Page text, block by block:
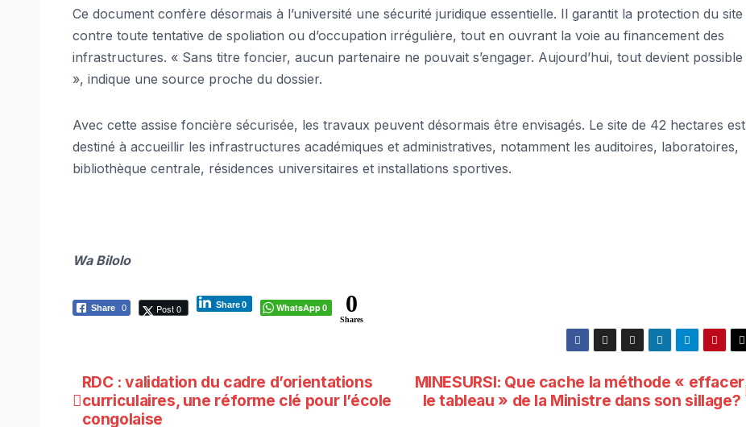
Ce document confère désormais à l’université une sécurité juridique essentielle. Il garantit la protection du site
contre toute tentative de spoliation ou d’occupation irrégulière, tout en ouvrant la voie au financement des
infrastructures. « Sans titre foncier, aucun partenaire ne pouvait s’engager. Aujourd’hui, tout devient possible
», indique une source proche du dossier.
Avec cette assise foncière sécurisée, les travaux peuvent désormais être envisagés. Le site de 42 hectares est
destiné à accueillir les infrastructures académiques et administratives, notamment les auditoires, laboratoires,
bibliothèque centrale, résidences universitaires et installations sportives.
Wa Bilolo
Share 0 Post 0 Share0 WhatsApp0 0
Shares
Navigation
MINESURSI: Que cache la méthode « effacer
le tableau » de la Ministre dans son sillage?
RDC : validation du cadre d’orientations
curriculaires, une réforme clé pour l’école
congolaise